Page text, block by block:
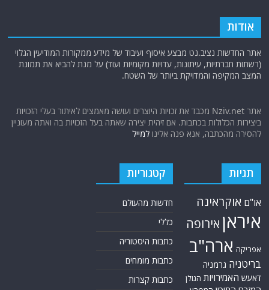
אודות
אתר החדשות נציב.נט מבצע איסוף ועיבוד של מידע ממקורות המודיעין הגלוי
(רשתות חברתיות, עיתונות, עדויות מקומיות ועוד) על מנת להביא את תמונת
המצב המקיפה והמדויקת ביותר של השטח.
אתר Nziv.net מכבד את זכויות היוצרים ועושה מאמצים לאיתור בעלי הזכויות
ביצירות הכלולות בכתבות. אם זיהית יצירה שאתה בעל הזכויות בה ואתה מעוניין
להסירה מהכתבה, אנא פנה אלינולמייל
תגיות
או"ם אוקראינה
איראן אירופה
אפריקה ארה"ב
בריטניה גרמניה
דאעש האמירויות הגולן
קטגוריות
חדשות מהעולם
כללי
כתבות היסטוריה
כתבות מומחים
כתבות קצרות